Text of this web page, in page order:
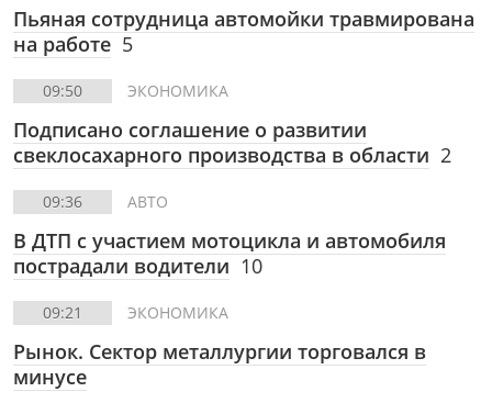
Пьяная сотрудница автомойки травмирована
на работе 5
09:50 ЭКОНОМИКА
Подписано соглашение о развитии
свеклосахарного производства в области 2
09:36 АВТО
В ДТП с участием мотоцикла и автомобиля
пострадали водители 10
09:21 ЭКОНОМИКА
Рынок. Сектор металлургии торговался в
минусе